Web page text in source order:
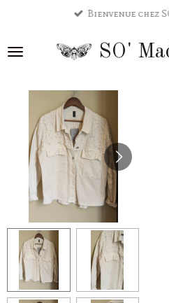
contenu
SO'
Bienvenue chez